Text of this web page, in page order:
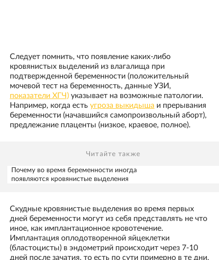
Следует помнить, что появление каких-либо
кровянистых выделений из влагалища при
подтвержденной беременности (положительный
мочевой тест на беременность, данные УЗИ,
показатели ХГЧ) указывает на возможные патологии.
Например, когда есть угроза выкидыша и прерывания
беременности (начавшийся самопроизвольный аборт),
предлежание плаценты (низкое, краевое, полное).
Читайте также
Почему во время беременности иногда
появляются кровянистые выделения
Скудные кровянистые выделения во время первых
дней беременности могут из себя представлять не что
иное, как имплантационное кровотечение.
Имплантация оплодотворенной яйцеклетки
(бластоцисты) в эндометрий происходит через 7-10
дней после зачатия, то есть по сути примерно в те дни,